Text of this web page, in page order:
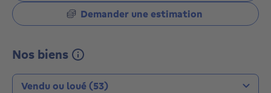
Demander une estimation
Nos biens
Type de transaction